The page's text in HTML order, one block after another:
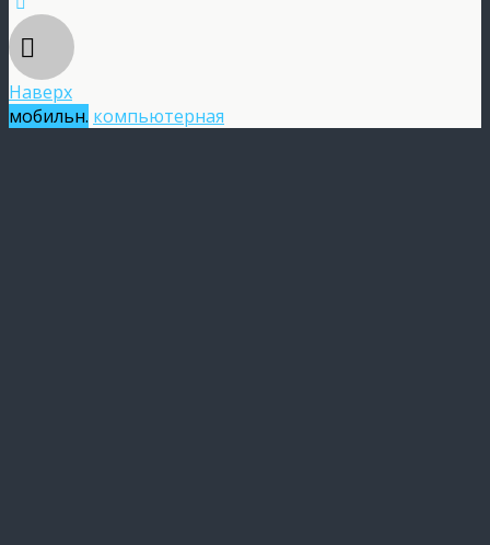
Наверх
мобильн. компьютерная